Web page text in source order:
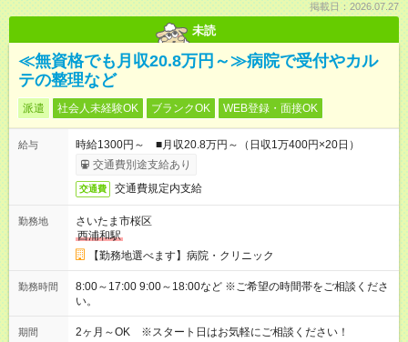
掲載日：2026.07.27
未読
≪無資格でも月収20.8万円～≫病院で受付やカル
テの整理など
派遣 社会人未経験OK ブランクOK WEB登録・面接OK
給与
時給1300円～ ■月収20.8万円～（日収1万400円×20日）
交通費別途支給あり
交通費 交通費規定内支給
勤務地
さいたま市桜区
西浦和駅
【勤務地選べます】病院・クリニック
勤務時間
8:00～17:00 9:00～18:00など ※ご希望の時間帯をご相談くださ
い。
期間 2ヶ月～OK ※スタート日はお気軽にご相談ください！